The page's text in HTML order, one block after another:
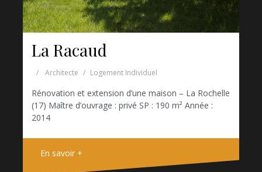
La Racaud
Architecte Logement Individuel
Rénovation et extension d’une maison – La Rochelle
(17) Maître d’ouvrage : privé SP : 190 m² Année :
2014
En savoir +